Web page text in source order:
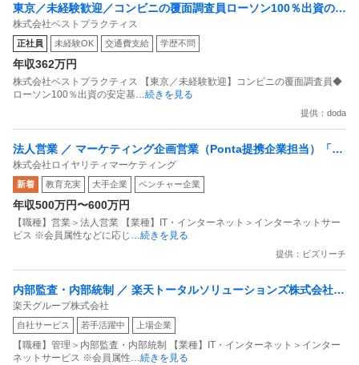
東京／未経験歓迎／コンビニの覆面調査員ローソン100％出資の安
定基盤／月５日在宅／残業月10時間
株式会社ベストプラクティス
正社員 未経験OK 交通費支給 学歴不問
年収362万円
株式会社ベストプラクティス 【東京／未経験歓迎】コンビニの覆面調査員◆
ローソン100％出資の安定基 …続きを見る
提供：doda
法人営業 ／ マーケティング企画営業（Ponta提携企業担当）「国
内最大級の共通ポイントサービスを展開／無駄のない消費社会を
目指すデータマーケティングカンパニー」
株式会社ロイヤリティマーケティング
新着 教育充実 大手企業 ベンチャー企業
年収500万円〜600万円
【職種】営業＞法人営業 【業種】IT・インターネット＞インターネットサー
ビス ※会員属性などに応じ
…続きを見る
提供：ビズリーチ
内部監査・内部統制 ／ 楽天トータルソリューションズ株式会社
戦略事業コンプライアンス支援部 業務統制支援課：ショップコン
プライアンス推進担当（SBCSD）
楽天グループ株式会社
自社サービス 若手活躍中 上場企業
【職種】管理＞内部監査・内部統制 【業種】IT・インターネット＞インター
ネットサービス ※会員属性 …続きを見る